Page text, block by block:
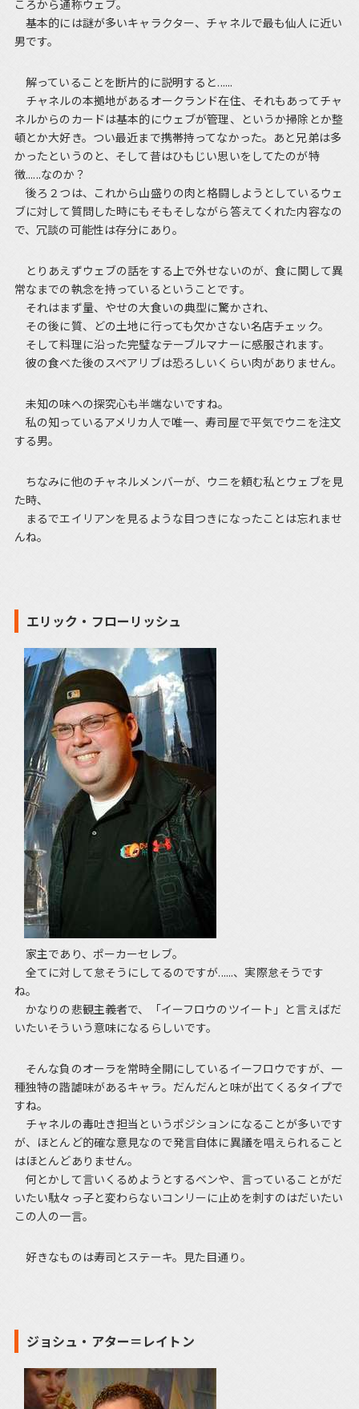
ころから通称ウェブ。
基本的には謎が多いキャラクター、チャネルで最も仙人に近い
男です。
解っていることを断片的に説明すると......
チャネルの本拠地があるオークランド在住、それもあってチャ
ネルからのカードは基本的にウェブが管理、というか掃除とか整
頓とか大好き。つい最近まで携帯持ってなかった。あと兄弟は多
かったというのと、そして昔はひもじい思いをしてたのが特
徴......なのか？
後ろ２つは、これから山盛りの肉と格闘しようとしているウェ
ブに対して質問した時にもそもそしながら答えてくれた内容なの
で、冗談の可能性は存分にあり。
とりあえずウェブの話をする上で外せないのが、食に関して異
常なまでの執念を持っているということです。
それはまず量、やせの大食いの典型に驚かされ、
その後に質、どの土地に行っても欠かさない名店チェック。
そして料理に沿った完璧なテーブルマナーに感服されます。
彼の食べた後のスペアリブは恐ろしいくらい肉がありません。
未知の味への探究心も半端ないですね。
私の知っているアメリカ人で唯一、寿司屋で平気でウニを注文
する男。
ちなみに他のチャネルメンバーが、ウニを頼む私とウェブを見
た時、
まるでエイリアンを見るような目つきになったことは忘れませ
んね。
エリック・フローリッシュ
家主であり、ポーカーセレブ。
全てに対して怠そうにしてるのですが......、実際怠そうです
ね。
かなりの悲観主義者で、「イーフロウのツイート」と言えばだ
いたいそういう意味になるらしいです。
そんな負のオーラを常時全開にしているイーフロウですが、一
種独特の諧謔味があるキャラ。だんだんと味が出てくるタイプで
すね。
チャネルの毒吐き担当というポジションになることが多いです
が、ほとんど的確な意見なので発言自体に異議を唱えられること
はほとんどありません。
何とかして言いくるめようとするベンや、言っていることがだ
いたい駄々っ子と変わらないコンリーに止めを刺すのはだいたい
この人の一言。
好きなものは寿司とステーキ。見た目通り。
ジョシュ・アター＝レイトン